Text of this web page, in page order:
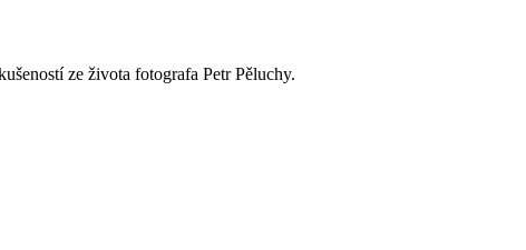
ze života fotografa Petr Pěluchy.